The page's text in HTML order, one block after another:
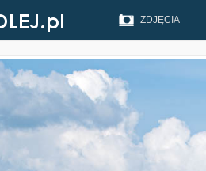
ZDJĘCIA